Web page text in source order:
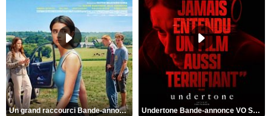
Un grand raccourci Bande-annonce VF Undertone Bande-annonce VO STFR